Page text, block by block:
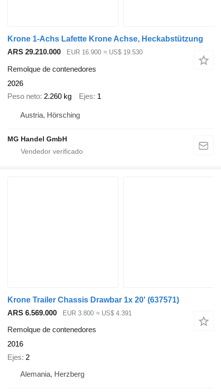
Krone 1-Achs Lafette Krone Achse, Heckabstützung
ARS 29.210.000
EUR 16.900 ≈ US$ 19.530
Remolque de contenedores
2026
Peso neto 2.260 kg Ejes 1
Austria, Hörsching
MG Handel GmbH
Krone Trailer Chassis Drawbar 1x 20' (637571)
ARS 6.569.000
EUR 3.800 ≈ US$ 4.391
Remolque de contenedores
2016
Ejes 2
Alemania, Herzberg